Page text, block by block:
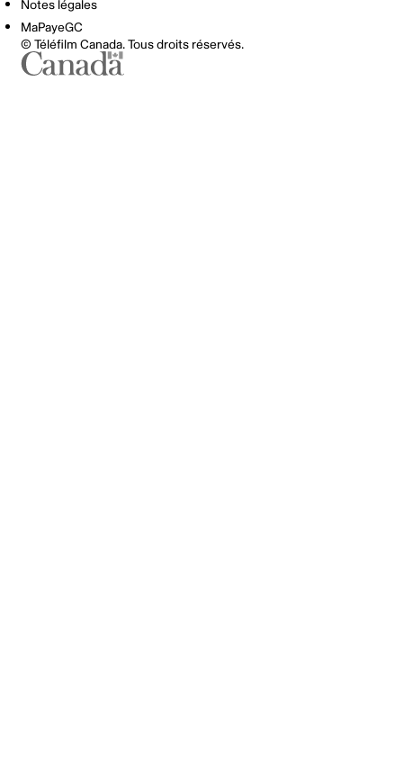
Notes légales
MaPayeGC
© Téléfilm Canada. Tous droits réservés.